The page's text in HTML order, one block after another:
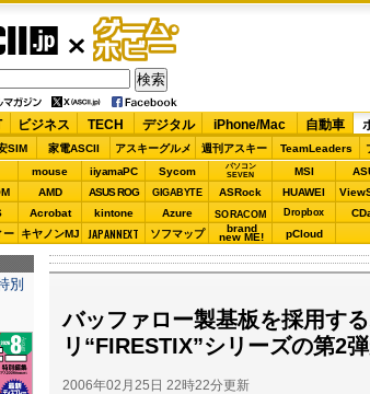
ゲーム・
ホビー
ビジネス TECH デジタル iPhone/Mac 自動車
SIM 家電ASCII アスキーグルメ 週刊アスキー TeamLeaders
mouse iiyamaPC Sycom
パソコン
SEVEN
MSI
AMD ASUS ROG GIGABYTE ASRock HUAWEI
Acrobat kintone Azure SORACOM Dropbox
ー キヤノンMJ JAPANNEXT ソフマップ brand
new ME! pCloud
バッファロー製基板を採用す
リ“FIRESTIX”シリーズの第2
2006年02月25日 22時22分更新
別